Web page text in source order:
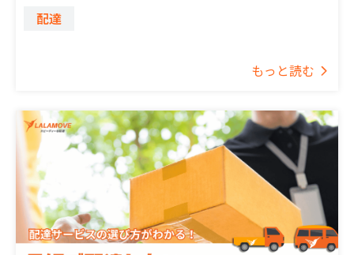
配達
もっと読む